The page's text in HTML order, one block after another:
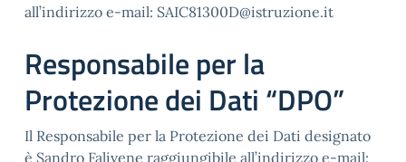
all’indirizzo e-mail: SAIC81300D@istruzione.it
Responsabile per la
Protezione dei Dati “DPO”
Il Responsabile per la Protezione dei Dati designato
è Sandro Falivene raggiungibile all’indirizzo e-mail: